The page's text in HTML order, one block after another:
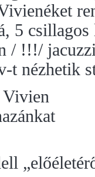
5
/ !!!/
t nézhetik